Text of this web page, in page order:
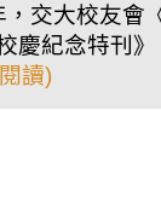
交大校友會
慶紀念特刊
讀)